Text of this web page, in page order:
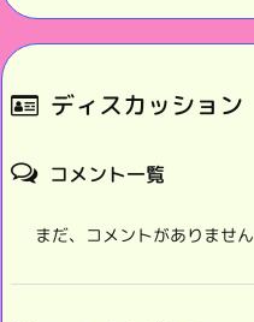
ディスカッション
コメント一覧
まだ、コメントがありません